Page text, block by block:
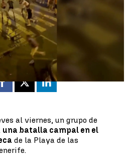
de 2022, 17:23
Facebook
X Linkedin
al viernes, un grupo de
una batalla campal en el
de la Playa de las